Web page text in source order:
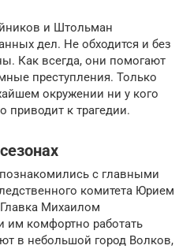
и Штольман
дел. Не обходится и без
Как всегда, они помогают
преступления. Только
окружении ни у кого
приводит к трагедии.
с главными
комитета Юрием
Михаилом
комфортно работать
в небольшой город Волков,